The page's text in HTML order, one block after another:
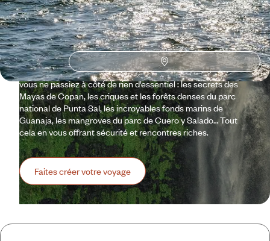
Partir au Honduras, c’est faire ce pas de côté qui promet un
voyage hors normes et loin des foules. Or il n’est pas toujours
aisé d’aller vers l’inconnu, c’est pourquoi Voyageurs vous
accompagne de A à Z dans la conception de votre voyage.
Pour vous rassurer, si besoin, sur la qualité des
infrastructures et de l’accueil. Pour nous assurer, aussi, que
vous ne passiez à côté de rien d’essentiel : les secrets des
Mayas de Copan, les criques et les forêts denses du parc
national de Punta Sal, les incroyables fonds marins de
Guanaja, les mangroves du parc de Cuero y Salado… Tout
cela en vous offrant sécurité et rencontres riches.
Faites créer votre voyage